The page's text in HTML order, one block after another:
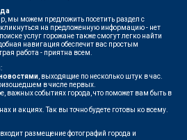
мы можем предложить посетить раздел с
на предложенную информацию - нет
услуг горожане также смогут легко найти
навигация обеспечит вас простым
работа - приятна всем.
, выходящие по несколько штук в час.
в числе первых.
важных событиях города, что поможет вам быть в
и акциях. Так вы точно будете готовы ко всему.
размещение фотографий города и